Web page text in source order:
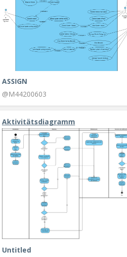
ASSIGN
@M44200603
Aktivitätsdiagramm
Untitled